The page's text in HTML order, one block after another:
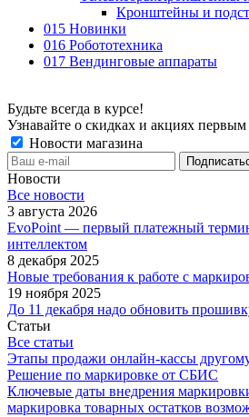
Кронштейны и
015 Новинки
016 Робототехника
017 Вендинговые аппараты
Будьте всегда в курсе!
Узнавайте о скидках и акциях первым
Новости магазина
Новости
Все новости
3 августа 2026
EvoPoint — первый платежный
интеллектом
8 декабря 2025
Новые требования к работе с
19 ноября 2025
До 11 декабря надо обновить
Статьи
Все статьи
Этапы продажи онлайн-кассы
Решение по маркировке от СБИС
Ключевые даты внедрения
маркировка товарных остатков